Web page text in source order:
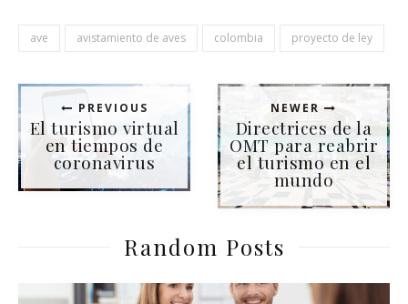
ave avistamiento de aves colombia proyecto de ley
PREVIOUS
El turismo virtual
en tiempos de
coronavirus
NEWER
Directrices de la
OMT para reabrir
el turismo en el
mundo
Random Posts